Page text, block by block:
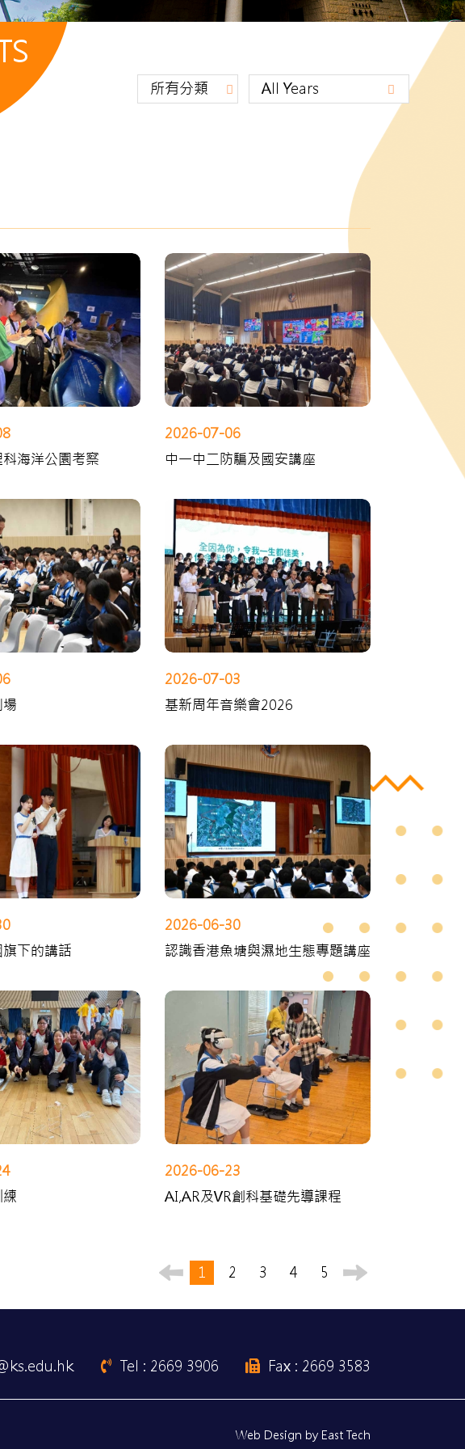
海洋公園考察
2026-07-06
中一中二防騙及國安講座
2026-07-03
基新周年音樂會2026
下的講話
2026-06-30
認識香港魚塘與濕地生態專題講座
2026-06-23
AI,AR及VR創科基礎先導課程
1 2 3 4 5
Tel : 2669 3906 Fax : 2669 3583
Web Design by East Tech